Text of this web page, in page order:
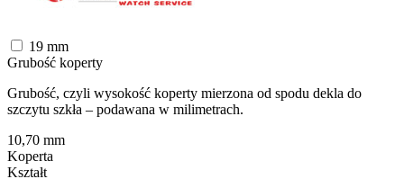
19 mm
Grubość koperty
Grubość, czyli wysokość koperty mierzona od spodu dekla do
szczytu szkła – podawana w milimetrach.
10,70 mm
Koperta
Kształt